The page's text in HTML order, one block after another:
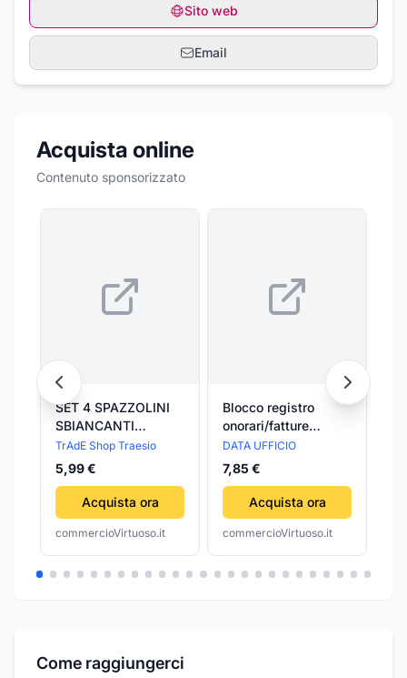
Sito web
Email
Acquista online
Contenuto sponsorizzato
SET 4 SPAZZOLINI
SBIANCANTI
CARBON PLUS
MEDIO FATIGATI
PARTICELLE
CARBONE ATTIVO
TrAdE Shop Traesio
5,99 €
Acquista ora
commercioVirtuoso.it
Blocco registro
onorari/fatture
ricevute sanitarie
50/50 autoric.
DU16547N000
DATA UFFICIO
7,85 €
Acquista ora
commercioVirtuoso.it
Come raggiungerci